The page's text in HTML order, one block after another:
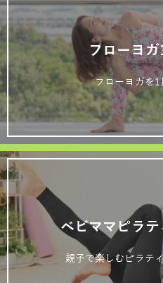
フローヨ
フローヨガを
ベビママピラ
親子で楽しむピラテ